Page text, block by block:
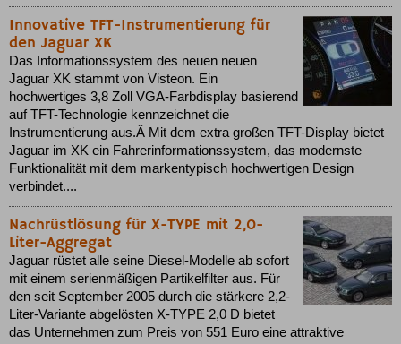
Innovative TFT-Instrumentierung für
den Jaguar XK
Das Informationssystem des neuen neuen
Jaguar XK stammt von Visteon. Ein
hochwertiges 3,8 Zoll VGA-Farbdisplay basierend
auf TFT-Technologie kennzeichnet die
Instrumentierung aus.Â Mit dem extra großen TFT-Display bietet
Jaguar im XK ein Fahrerinformationssystem, das modernste
Funktionalität mit dem markentypisch hochwertigen Design
verbindet....
Nachrüstlösung für X-TYPE mit 2,0-
Liter-Aggregat
Jaguar rüstet alle seine Diesel-Modelle ab sofort
mit einem serienmäßigen Partikelfilter aus. Für
den seit September 2005 durch die stärkere 2,2-
Liter-Variante abgelösten X-TYPE 2,0 D bietet
das Unternehmen zum Preis von 551 Euro eine attraktive